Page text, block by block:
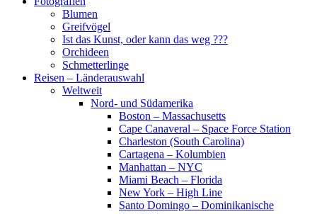
Blumen
Greifvögel
Ist das Kunst, oder kann das weg ???
Orchideen
Schmetterlinge
Reisen – Länderauswahl
Weltweit
Nord- und Südamerika
Boston – Massachusetts
Cape Canaveral – Space Force Station
Charleston (South Carolina)
Cartagena – Kolumbien
Manhattan – NYC
Miami Beach – Florida
New York – High Line
Santo Domingo – Dominikanische